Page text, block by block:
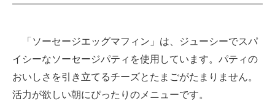
「ソーセージエッグマフィン」は、ジューシーでスパ
イシーなソーセージパティを使用しています。パティの
おいしさを引き立てるチーズとたまごがたまりません。
活力が欲しい朝にぴったりのメニューです。